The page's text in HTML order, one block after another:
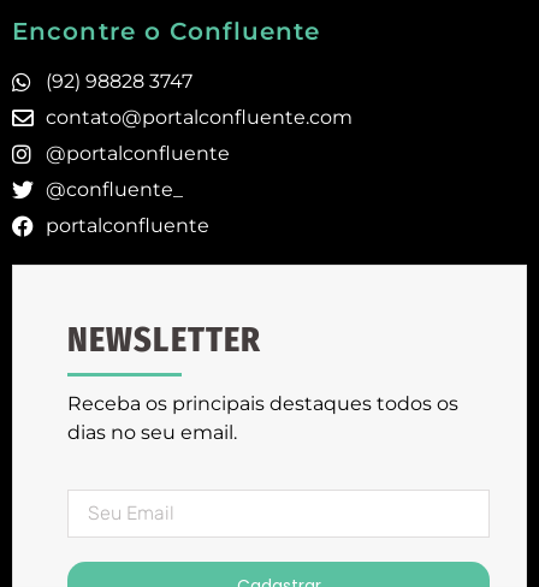
Encontre o Confluente
(92) 98828 3747
contato@portalconfluente.com
@portalconfluente
@confluente_
portalconfluente
NEWSLETTER
Receba os principais destaques todos os
dias no seu email.